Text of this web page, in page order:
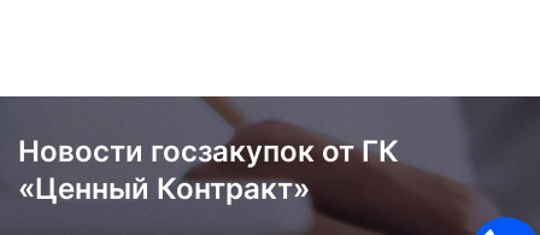
Новости госзакупок от ГК
«Ценный Контракт»